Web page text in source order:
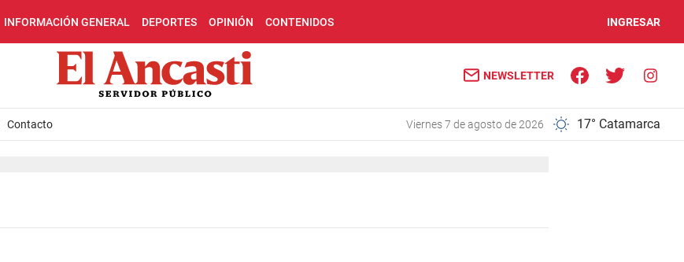
INFORMACIÓN GENERAL DEPORTES OPINIÓN CONTENIDOS INGRESAR
NEWSLETTER
Contacto viernes 7 de agosto de 2026 17° Catamarca